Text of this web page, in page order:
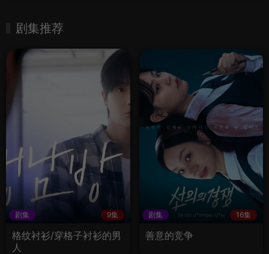
剧集推荐
剧集 9集
格纹衬衫/穿格子衬衫的男
人
剧集 16集
善意的竞争